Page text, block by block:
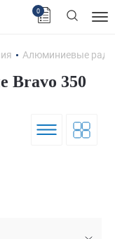
0
Алюминиевые
Bravo 350